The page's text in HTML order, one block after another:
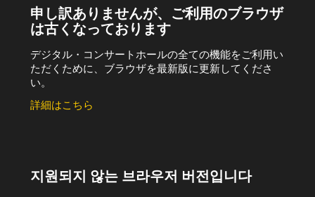
申し訳ありませんが、ご利用のブラウザ
は古くなっております
デジタル・コンサートホールの全ての機能をご利用い
ただくために、ブラウザを最新版に更新してくださ
い。
詳細はこちら
지원되지 않는 브라우저 버전입니다